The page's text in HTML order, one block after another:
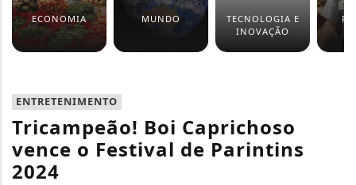
ECONOMIA MUNDO
TECNOLOGIA E
INOVAÇÃO
ENTRETENIMENTO
Tricampeão! Boi Caprichoso
vence o Festival de Parintins
2024